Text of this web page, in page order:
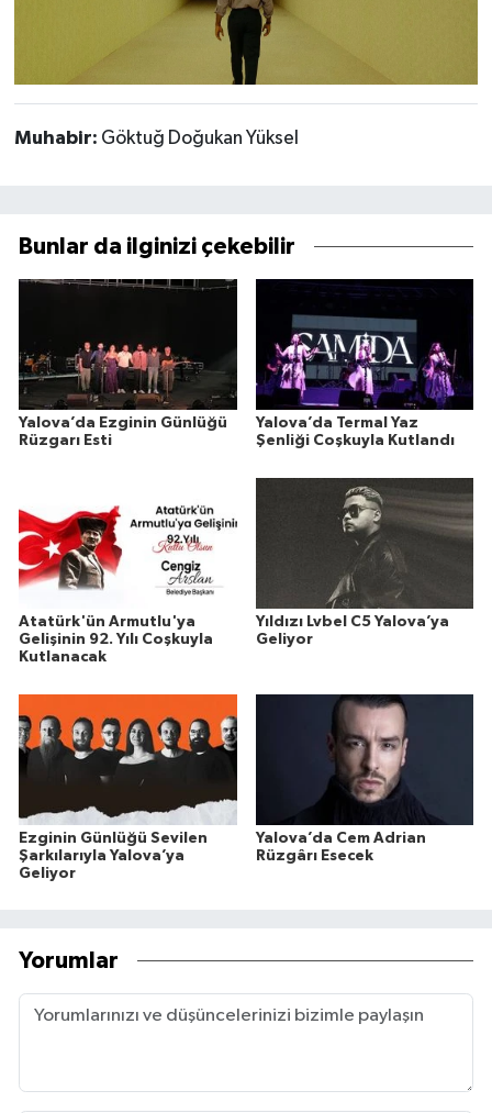
Muhabir: Göktuğ Doğukan Yüksel
Bunlar da ilginizi çekebilir
Yalova’da Ezginin Günlüğü
Rüzgarı Esti
Yalova’da Termal Yaz
Şenliği Coşkuyla Kutlandı
Atatürk'ün Armutlu'ya
Gelişinin 92. Yılı Coşkuyla
Kutlanacak
Yıldızı Lvbel C5 Yalova’ya
Geliyor
Ezginin Günlüğü Sevilen
Şarkılarıyla Yalova’ya
Geliyor
Yalova’da Cem Adrian
Rüzgârı Esecek
Yorumlar